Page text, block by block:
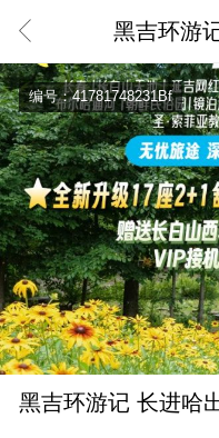
黑吉环游
编号：41781748231Bf
黑吉环游记 长进哈